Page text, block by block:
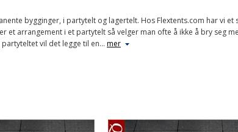
bygginger, i partytelt og lagertelt. Hos Flextents.com har vi
arrangement i et partytelt så velger man ofte å ikke å bry seg
vil det legge til en… mer